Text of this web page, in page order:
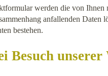
werden die von
anfallenden
bestehen.
Besuch unserer